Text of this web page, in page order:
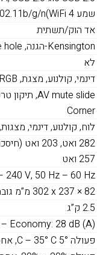
שמע Cinch, (LAN IEEE 802.11b/g/n(WiFi 4 (אפשרות בחירה)
אד הוק/תשתית
Kensington-הגנה, Security cable hole, נעילת יחידת LAN אלחוטית, הגנת סיסמה
לא
דינמי, קולנוע, מצגת, sRGB, לוח שחור
Corner
לוח, קולנוע, דינמי, מצגות, sRGB
257 ואט
240 V, 50 Hz – 60 Hz
302‎ x 237 × 82 מ”מ גובהXעומקXרוחב
2.5 ק”ג
Economy: 28 dB (A)
פעולה 5° C – 35° C, אחסון -10° C – 60° C